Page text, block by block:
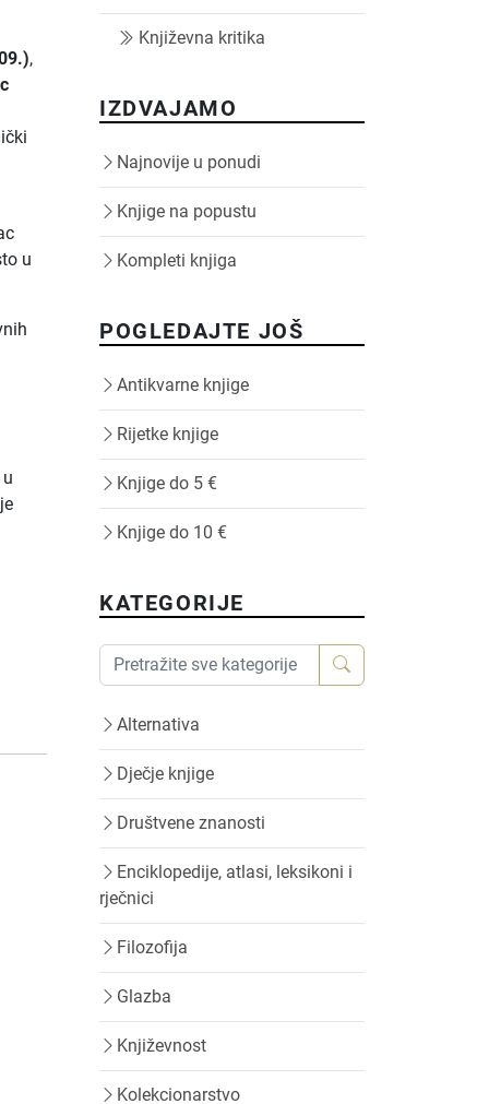
,
u
Književna kritika
IZDVAJAMO
Najnovije u ponudi
Knjige na popustu
Kompleti knjiga
POGLEDAJTE JOŠ
Antikvarne knjige
Rijetke knjige
Knjige do 5 €
Knjige do 10 €
KATEGORIJE
Alternativa
Dječje knjige
Društvene znanosti
Enciklopedije, atlasi, leksikoni i
rječnici
Filozofija
Glazba
Književnost
Kolekcionarstvo